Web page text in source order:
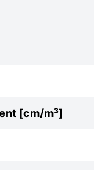
[cm/m³]